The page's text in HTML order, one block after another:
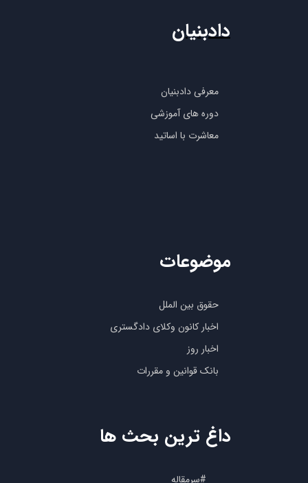
معرفی دادبنیان
دوره های آموزشی
معاشرت با اساتید
دادبنیان
حقوق بین الملل
اخبار کانون وکلای دادگستری
اخبار روز
بانک قوانین و مقررات
موضوعات
#سرمقاله
داغ ترین بحث ها